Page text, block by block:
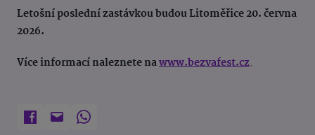
Letošní poslední zastávkou budou Litoměřice 20. června
2026.
Více informací naleznete nawww.bezvafest.cz.